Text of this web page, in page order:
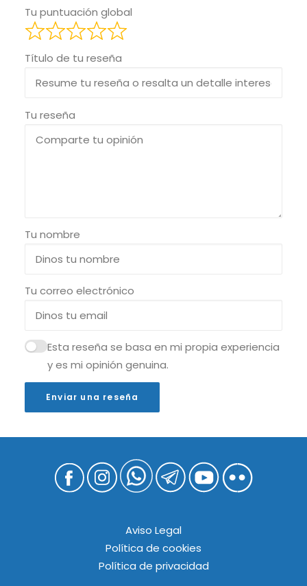
Tu puntuación global
Título de tu reseña
Tu reseña
Tu nombre
Tu correo electrónico
Esta reseña se basa en mi propia experiencia
y es mi opinión genuina.
Enviar una reseña
Aviso Legal
Política de cookies
Política de privacidad